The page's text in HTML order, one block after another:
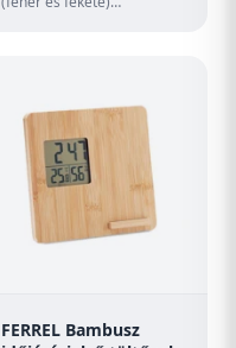
FERREL Bambusz